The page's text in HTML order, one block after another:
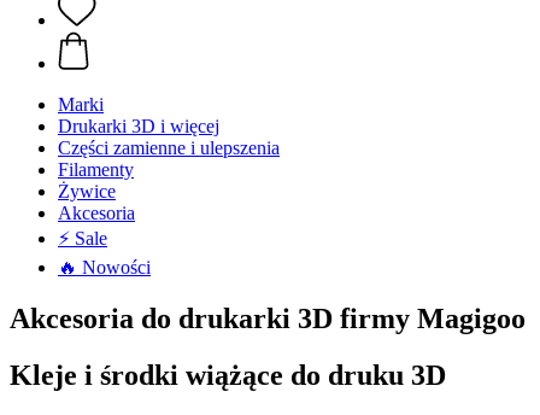
Marki
Drukarki 3D i więcej
Części zamienne i ulepszenia
Filamenty
Żywice
Akcesoria
⚡ Sale
🔥 Nowości
Akcesoria do drukarki 3D firmy Magigoo
Kleje i środki wiążące do druku 3D